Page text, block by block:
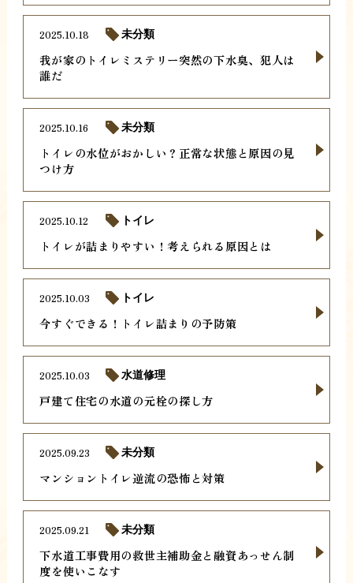
我が家のトイレミステリー突然の下水臭、犯人は
誰だ
2025.10.18 未分類
トイレの水位がおかしい？正常な状態と原因の見
つけ方
2025.10.16 未分類
トイレが詰まりやすい！考えられる原因とは
2025.10.12 トイレ
今すぐできる！トイレ詰まりの予防策
2025.10.03 トイレ
戸建て住宅の水道の元栓の探し方
2025.10.03 水道修理
マンショントイレ逆流の恐怖と対策
2025.09.23 未分類
下水道工事費用の救世主補助金と融資あっせん制
度を使いこなす
2025.09.21 未分類